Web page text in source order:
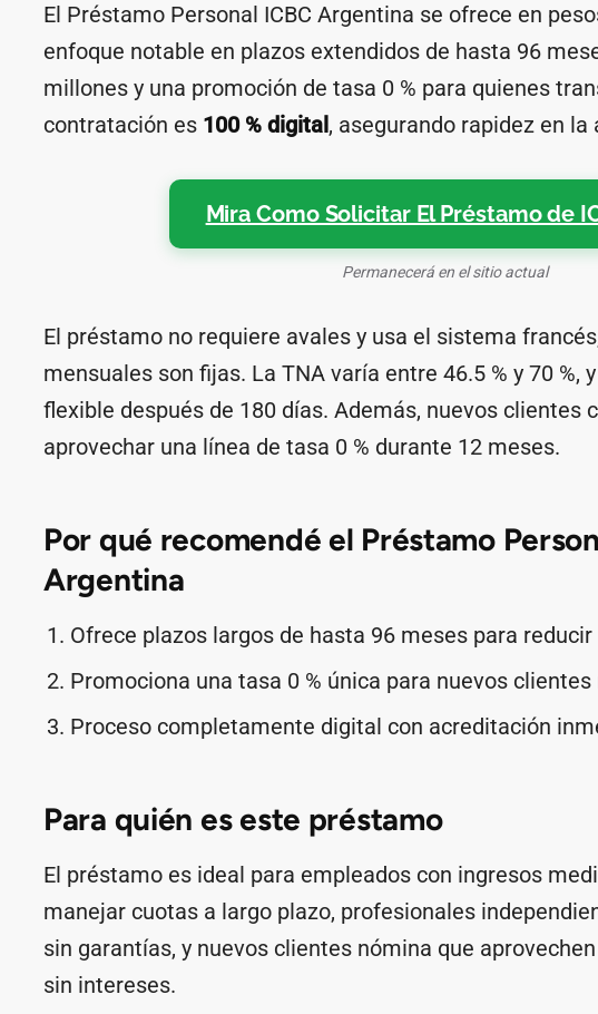
El Préstamo Personal ICBC Argentina se ofrece en
enfoque notable en plazos extendidos de hasta 96
millones y una promoción de tasa 0 % para quienes
contratación es 100 % digital, asegurando rapidez en la
Mira Como Solicitar El Préstamo de
Permanecerá en el sitio actual
El préstamo no requiere avales y usa el sistema
mensuales son fijas. La TNA varía entre 46.5 % y 70 %,
flexible después de 180 días. Además, nuevos clientes
aprovechar una línea de tasa 0 % durante 12 meses.
Por qué recomendé el Préstamo
Argentina
Ofrece plazos largos de hasta 96 meses para
Promociona una tasa 0 % única para nuevos clientes
Proceso completamente digital con acreditación
Para quién es este préstamo
El préstamo es ideal para empleados con ingresos
manejar cuotas a largo plazo, profesionales
sin garantías, y nuevos clientes nómina que
sin intereses.